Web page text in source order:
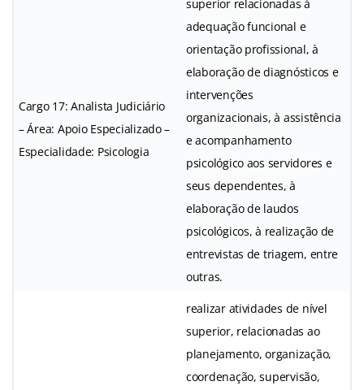
Cargo 17: Analista Judiciário
– Área: Apoio Especializado –
Especialidade: Psicologia
superior relacionadas à
adequação funcional e
orientação profissional, à
elaboração de diagnósticos e
intervenções
organizacionais, à assistência
e acompanhamento
psicológico aos servidores e
seus dependentes, à
elaboração de laudos
psicológicos, à realização de
entrevistas de triagem, entre
outras.
realizar atividades de nível
superior, relacionadas ao
planejamento, organização,
coordenação, supervisão,